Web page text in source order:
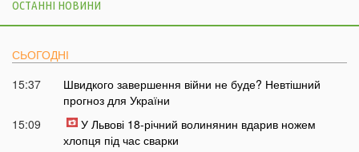
ОСТАННІ НОВИНИ
СЬОГОДНІ
15:37
Швидкого завершення війни не буде? Невтішний
прогноз для України
15:09
У Львові 18-річний волинянин вдарив ножем
хлопця під час сварки